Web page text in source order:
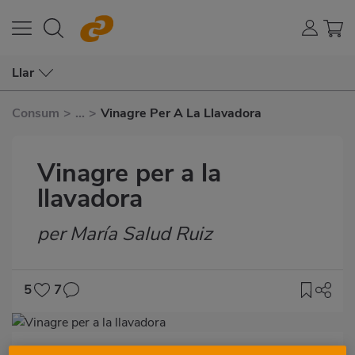
Llar
Consum > ... > Vinagre Per A La Llavadora
Vinagre per a la
llavadora
Subtítulo
per María Salud Ruiz
5
7
Imagen